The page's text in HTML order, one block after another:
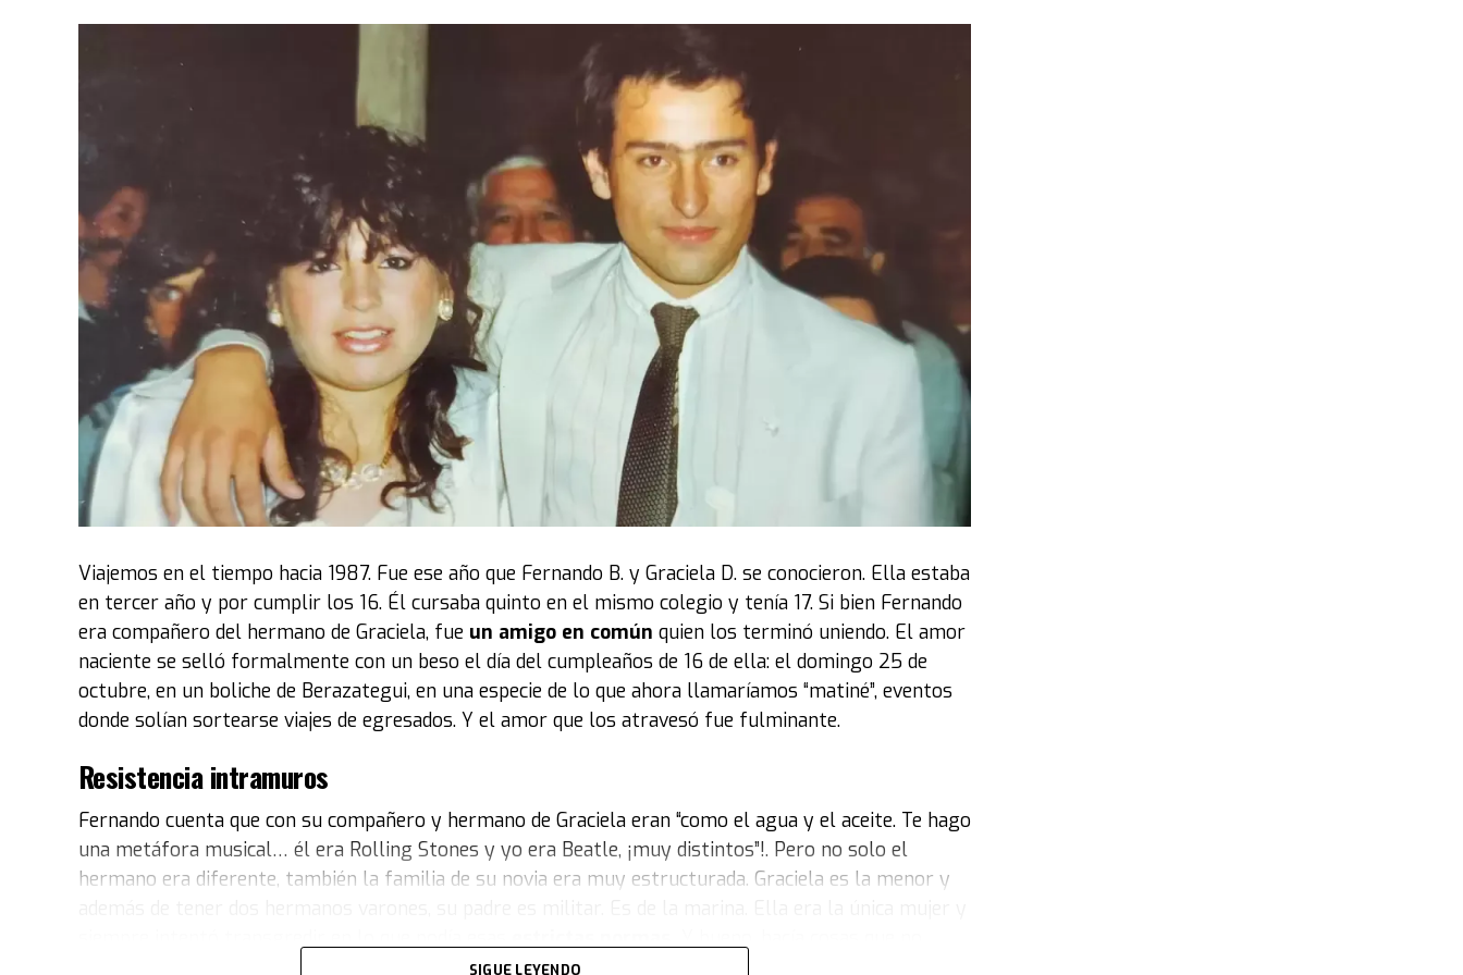
caótico.Guillermo Coppola, exmanager del Diez, tuvo que convencer al mismísimo Enzo Ferrari de
pintar de negro un modelo que solo conocía el rojo. Luego, gestionó la venta del coche en un
aeropuerto por un precio mayor al que había pagado originalmente, con el fin de reconciliar a
Ferlaino con Diego. Algo de esa historia estuvo presente en Buenos Aires.
“Tenemos una gran colección de Maradona porque obviamente es un gran ícono del fútbol. Se puede
ver la evolución de su vestuario desde que tiene un short del Cebollitas, pasando por mítico año 86 y
llegando hasta cuando le hacen su partido despedida", explica Acacia. Junto a la Ferrari negra se
iluminó la camiseta titular del Napoli que usó Diego.
“Traer estos objetos y vehículos fue toda una experiencia”, cuenta la curadora. "
Esta fue una primera
vez que tuvimos que traer vehículos y toda una colección pasando la cordillera
. Se necesitaron
unos 11 camiones especializados para estos 15 autos. Fue un trabajo bien inusual para el museo:
tuvimos que esperarlos, bajarlos, recibirlos y subirlos a las plataformas para luego ubicarlos en el
pabellón".
Luego, explicó el criterio con el que se montó el evento al que pueden concurrir los fanáticos hasta el
2 de octubre en Costa Salguero. “La idea de la exposición, como decía el título, fue '
Íconos sobre
Ruedas’. Por lo tanto, se eligieron vehículos emblemáticos. Obviamente, para la Argentina,este de
personaje, comoMarilyn Monroe".
Entre los coches exhibidos también estuvo el legendarioDeLoreanque se utilizó en la célebre
película Volver al Futuro. El modelo fue abierto para el público, mostrando los detalles de un
tablero que permanece impoluto y colorido.
personalidades de ese tipo y autos icónicos del cine, como el
propietario“, expresó Acacia.
“Si podemos nombrar algunos de los autos, el más representativo es el de Diego Maradona. Pero
de la colección presidencial, que es un modelo similar al que usaba
Viajemos en el tiempo hacia 1987. Fue ese año que Fernando B. y Graciela D. se conocieron. Ella estaba
en tercer año y por cumplir los 16. Él cursaba quinto en el mismo colegio y tenía 17. Si bien Fernando
era compañero del hermano de Graciela, fue un amigo en común quien los terminó uniendo. El amor
naciente se selló formalmente con un beso el día del cumpleaños de 16 de ella: el domingo 25 de
octubre, en un boliche de Berazategui, en una especie de lo que ahora llamaríamos “matiné”, eventos
donde solían sortearse viajes de egresados. Y el amor que los atravesó fue fulminante.
Resistencia intramuros
Fernando cuenta que con su compañero y hermano de Graciela eran “como el agua y el aceite. Te hago
una metáfora musical… él era Rolling Stones y yo era Beatle, ¡muy distintos”!. Pero no solo el
hermano era diferente, también la familia de su novia era muy estructurada. Graciela es la menor y
aprobaban… ¡Yo era parte de lo que no aprobaban! Creo que me rechazaban por una cuestión de
SIGUE LEYENDO